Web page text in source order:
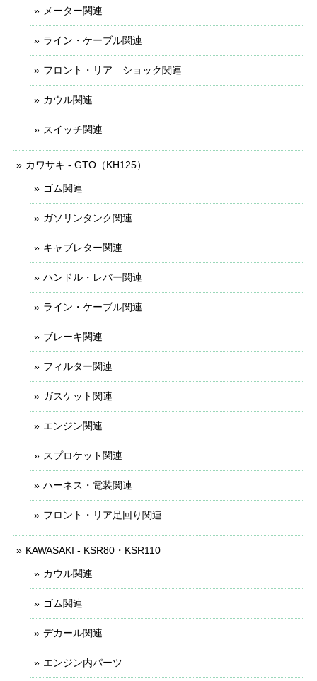
メーター関連
ライン・ケーブル関連
フロント・リア ショック関連
カウル関連
スイッチ関連
カワサキ - GTO（KH125）
ゴム関連
ガソリンタンク関連
キャブレター関連
ハンドル・レバー関連
ライン・ケーブル関連
ブレーキ関連
フィルター関連
ガスケット関連
エンジン関連
スプロケット関連
ハーネス・電装関連
フロント・リア足回り関連
KAWASAKI - KSR80・KSR110
カウル関連
ゴム関連
デカール関連
エンジン内パーツ